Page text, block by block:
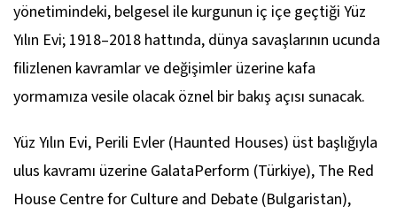
yönetimindeki, belgesel ile kurgunun iç içe geçtiği Yüz
Yılın Evi; 1918–2018 hattında, dünya savaşlarının ucunda
filizlenen kavramlar ve değişimler üzerine kafa
yormamıza vesile olacak öznel bir bakış açısı sunacak.
Yüz Yılın Evi, Perili Evler (Haunted Houses) üst başlığıyla
ulus kavramı üzerine GalataPerform (Türkiye), The Red
House Centre for Culture and Debate (Bulgaristan),